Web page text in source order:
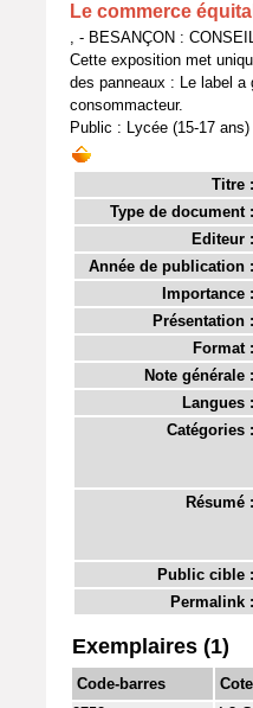
Le commerce
, - BESANÇON :
Cette exposition met
des panneaux : Le label
consommacteur.
Public : Lycée (15-17 ans)
Titre :
Type de document :
Editeur :
Année de publication :
Importance :
Présentation :
Format :
Note générale :
Langues :
Catégories :
Résumé :
Public cible :
Permalink :
Exemplaires (1)
Code-barres Cote